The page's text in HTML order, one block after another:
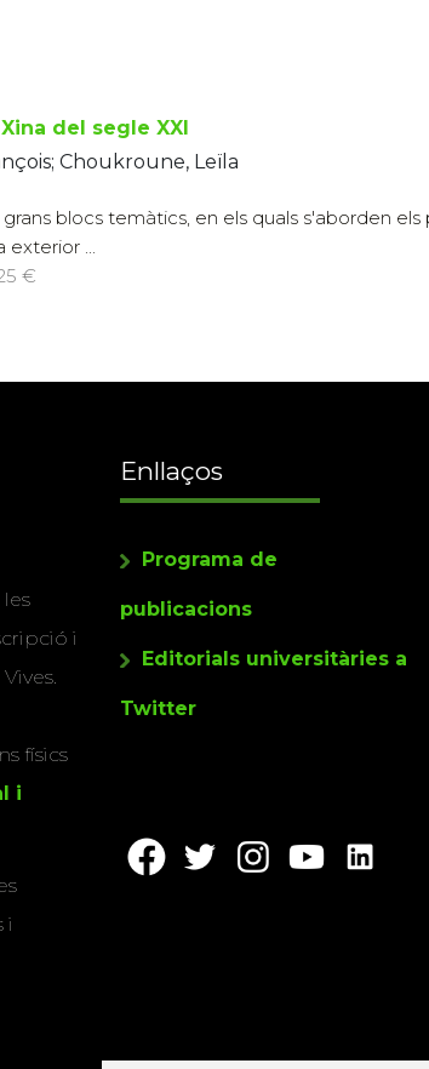
del segle XXI
Choukroune, Leïla
blocs temàtics, en els quals s'aborden
exterior ...
€
les
i
físics
i
i
Enllaços
Programa de
publicacions
Editorials universitàries a
Twitter